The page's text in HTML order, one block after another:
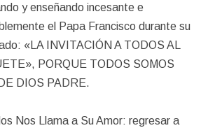
y enseñando incesante e
el Papa Francisco durante su
«LA INVITACIÓN A TODOS AL
PORQUE TODOS SOMOS
DIOS PADRE.
Nos Llama a Su Amor: regresar a